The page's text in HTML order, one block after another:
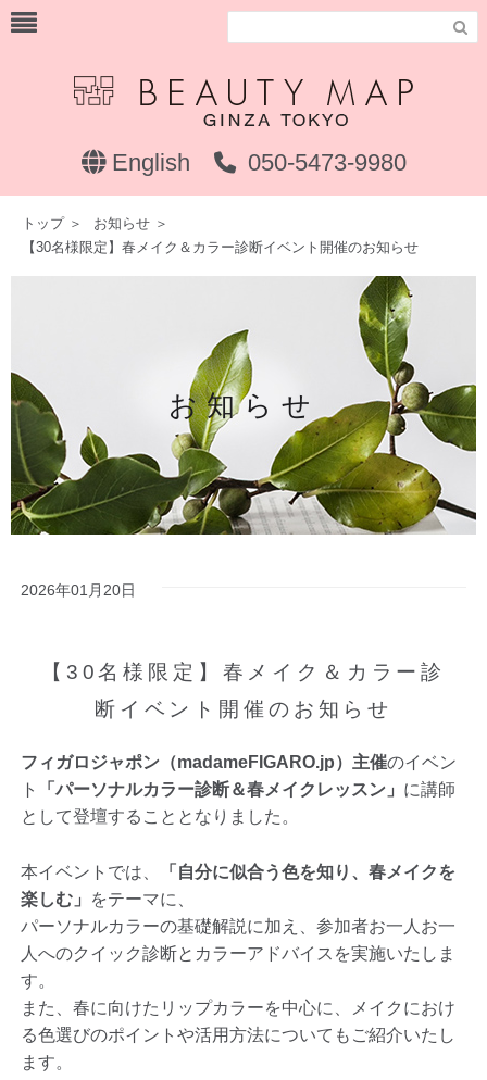

English 050-5473-9980
トップ＞ お知らせ ＞
【30名様限定】春メイク＆カラー診断イベント開催のお知らせ
お知らせ
2026年01月20日
【30名様限定】春メイク＆カラー診
断イベント開催のお知らせ
フィガロジャポン（madameFIGARO.jp）主催のイベン
ト
「パーソナルカラー診断＆春メイクレッスン」 に講師
として登壇することとなりました。
本イベントでは、
「自分に似合う色を知り、春メイクを
楽しむ」
をテーマに、
パーソナルカラーの基礎解説に加え、参加者お一人お一
人へのクイック診断とカラーアドバイスを実施いたしま
す。
また、春に向けたリップカラーを中心に、メイクにおけ
る色選びのポイントや活用方法についてもご紹介いたし
ます。